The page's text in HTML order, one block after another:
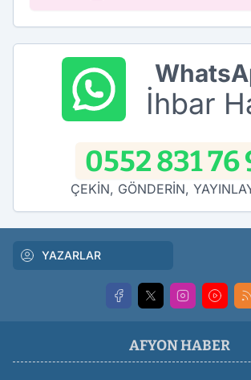
İhbar
0552 831 76
ÇEKİN, GÖNDERİN,
YAZARLAR
AFYON HABER